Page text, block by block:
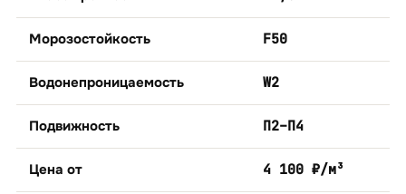
Морозостойкость F50
Водонепроницаемость W2
Подвижность П2–П4
Цена от 4 100 ₽/м³